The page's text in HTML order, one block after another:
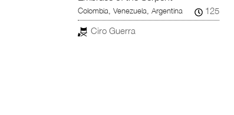
Colombia, Venezuela, Argentina
125
Ciro Guerra